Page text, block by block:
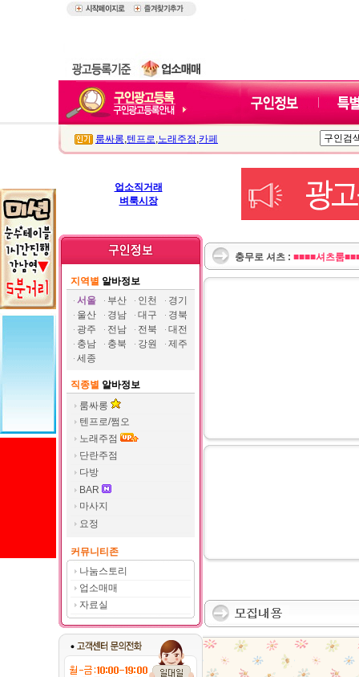
룸싸롱,텐프로,노래주점 ,카페
업소직거래
벼룩시장
지역별 알바정보
서울
부산 인천
경기
울산
경남 대구
경북
광주
전남 전북
대전
충남
충북 강원
제주
세종
직종별 알바정보
룸싸롱
텐프로/쩜오
노래주점
단란주점
다방
BAR
마사지
요정
커뮤니티존
나눔스토리
업소매매
자료실
충무로 셔츠 : ■■■■셔츠룸